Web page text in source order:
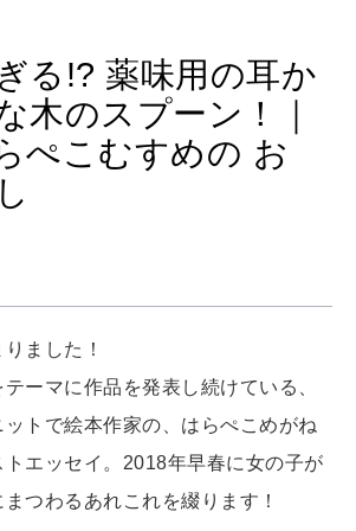
MAMA
ママもいろいろ
SUSTAINABLE
WORK&MONEY
いい人生って？
る!? 薬味用の耳か
木のスプーン！｜
ぺこむすめの お
ました！
テーマに作品を発表し続けている、
トで絵本作家の、はらぺこめがね
トエッセイ。2018年早春に女の子が
つわるあれこれを綴ります！